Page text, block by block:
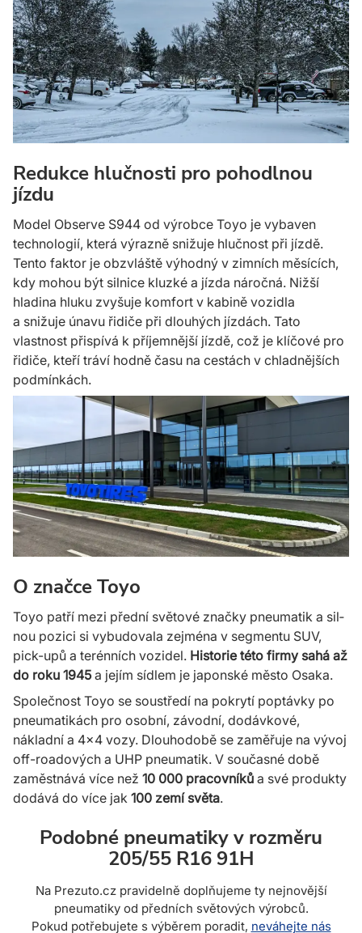
Redukce hlučnosti pro pohodlnou
jízdu
Model Observe S944 od výrobce Toyo je vybaven
technologií, která výrazně snižuje hlučnost při jízdě.
Tento faktor je obzvláště výhodný v zimních měsících,
kdy mohou být silnice kluzké a jízda náročná. Nižší
hladina hluku zvyšuje komfort v kabině vozidla
a snižuje únavu řidiče při dlouhých jízdách. Tato
vlastnost přispívá k příjemnější jízdě, což je klíčové pro
řidiče, kteří tráví hodně času na cestách v chladnějších
podmínkách.
O značce Toyo
Toyo patří mezi přední světové značky pneumatik a sil­
nou pozici si vybudovala zejména v seg­mentu SUV,
pick-upů a terénních vozidel. Historie této firmy sahá až
do roku 1945a je­jím sídlem je japonské město Osaka.
Společnost Toyo se soustředí na pokrytí poptávky po
pneumatikách pro osobní, závodní, dodávkové,
nákladní a 4x4 vozy. Dlouhodobě se zaměřuje na vývoj
off-roadových a UHP pneumatik. V sou­časné době
zaměstnává více než 10 000 pracovníků a své produkty
dodává do více jak 100 zemí světa.
Podobné pneumatiky v rozměru
205/55 R16 91H
Na Prezuto.cz pravidelně doplňujeme ty nejnovější
pneumatiky od předních světových výrobců.
Pokud potřebujete s výběrem poradit, neváhejte nás